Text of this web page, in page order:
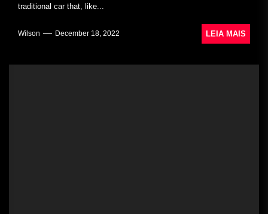
traditional car that, like...
Wilson December 18, 2022 LEIA MAIS